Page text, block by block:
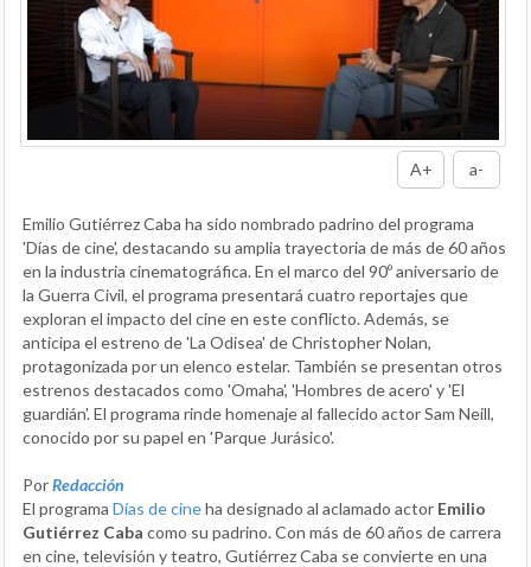
A+ a-
Emilio Gutiérrez Caba ha sido nombrado padrino del programa
'Días de cine', destacando su amplia trayectoria de más de 60 años
en la industria cinematográfica. En el marco del 90º aniversario de
la Guerra Civil, el programa presentará cuatro reportajes que
exploran el impacto del cine en este conflicto. Además, se
anticipa el estreno de 'La Odisea' de Christopher Nolan,
protagonizada por un elenco estelar. También se presentan otros
estrenos destacados como 'Omaha', 'Hombres de acero' y 'El
guardián'. El programa rinde homenaje al fallecido actor Sam Neill,
conocido por su papel en 'Parque Jurásico'.
PorRedacción
El programa Días de cineha designado al aclamado actor Emilio
Gutiérrez Caba como su padrino. Con más de 60 años de carrera
en cine, televisión y teatro, Gutiérrez Caba se convierte en una